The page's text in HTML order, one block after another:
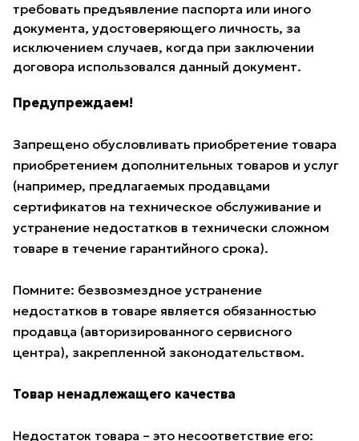
требовать предъявление паспорта или иного
документа, удостоверяющего личность, за
исключением случаев, когда при заключении
договора использовался данный документ.
Предупреждаем!
Запрещено обусловливать приобретение товара
приобретением дополнительных товаров и услуг
(например, предлагаемых продавцами
сертификатов на техническое обслуживание и
устранение недостатков в технически сложном
товаре в течение гарантийного срока).
Помните: безвозмездное устранение
недостатков в товаре является обязанностью
продавца (авторизированного сервисного
центра), закрепленной законодательством.
Товар ненадлежащего качества
Недостаток товара – это несоответствие его: